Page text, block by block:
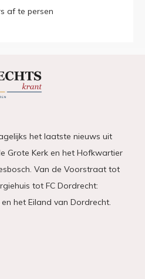
af te persen
het laatste nieuws uit
Grote Kerk en het Hofkwartier
Van de Voorstraat tot
tot FC Dordrecht:
het Eiland van Dordrecht.